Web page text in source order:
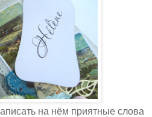
на нём приятные слова